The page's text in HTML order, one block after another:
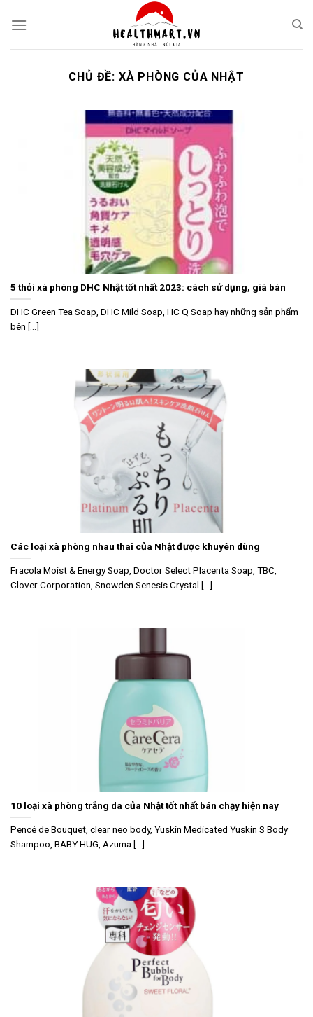
CHỦ ĐỀ: XÀ PHÒNG CỦA NHẬT
5 thỏi xà phòng DHC Nhật tốt nhất 2023: cách sử dụng, giá bán
DHC Green Tea Soap, DHC Mild Soap, HC Q Soap hay những sản phẩm
bên [...]
Các loại xà phòng nhau thai của Nhật được khuyên dùng
Fracola Moist & Energy Soap, Doctor Select Placenta Soap, TBC,
Clover Corporation, Snowden Senesis Crystal [...]
10 loại xà phòng trắng da của Nhật tốt nhất bán chạy hiện nay
Pencé de Bouquet, clear neo body, Yuskin Medicated Yuskin S Body
Shampoo, BABY HUG, Azuma [...]